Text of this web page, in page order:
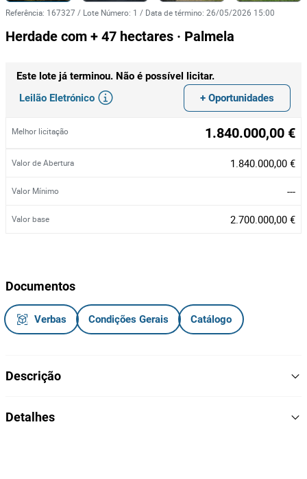
Referência: 167327 / Lote Número: 1 / Data de término: 26/05/2026 15:00
Herdade com + 47 hectares · Palmela
Este lote já terminou. Não é possível licitar.
Leilão Eletrónico
+ Oportunidades
Melhor licitação 1.840.000,00 €
Valor de Abertura 1.840.000,00 €
Valor Mínimo ---
Valor base 2.700.000,00 €
Documentos
Verbas Condições Gerais Catálogo
Descrição
com potencial para diferentes utilizações, nomeadamente
Detalhes